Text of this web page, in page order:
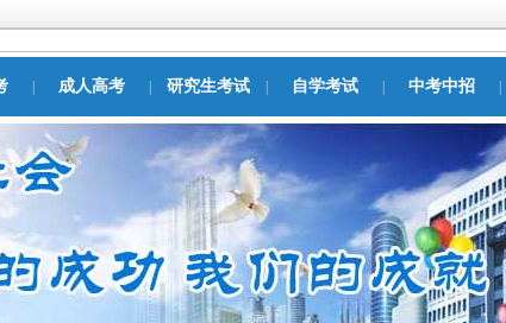
成人高考 研究生考试 自学考试 中考中招